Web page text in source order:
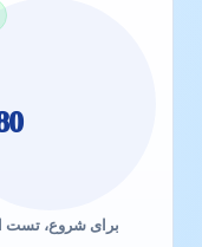
80
برای شروع، تست